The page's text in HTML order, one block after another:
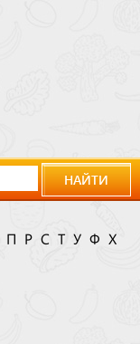
НАЙТИ
П Р С Т У Ф
Х